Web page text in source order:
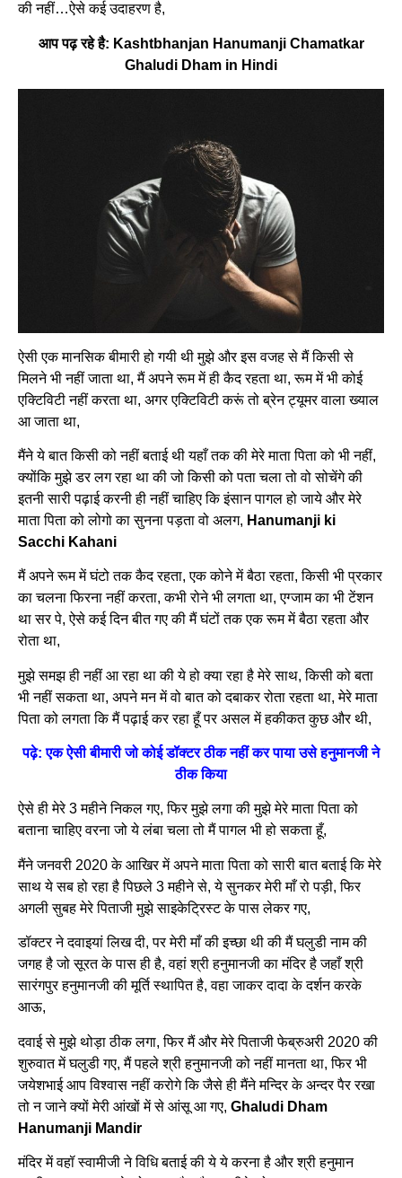
की नहीं…ऐसे कई उदाहरण है,
आप पढ़ रहे है: Kashtbhanjan Hanumanji Chamatkar
Ghaludi Dham in Hindi
ऐसी एक मानसिक बीमारी हो गयी थी मुझे और इस वजह से मैं किसी से
मिलने भी नहीं जाता था, मैं अपने रूम में ही कैद रहता था, रूम में भी कोई
एक्टिविटी नहीं करता था, अगर एक्टिविटी करूं तो ब्रेन ट्यूमर वाला ख्याल
आ जाता था,
मैंने ये बात किसी को नहीं बताई थी यहाँ तक की मेरे माता पिता को भी नहीं,
क्योंकि मुझे डर लग रहा था की जो किसी को पता चला तो वो सोचेंगे की
इतनी सारी पढ़ाई करनी ही नहीं चाहिए कि इंसान पागल हो जाये और मेरे
माता पिता को लोगो का सुनना पड़ता वो अलग, Hanumanji ki
Sacchi Kahani
मैं अपने रूम में घंटो तक कैद रहता, एक कोने में बैठा रहता, किसी भी प्रकार
का चलना फिरना नहीं करता, कभी रोने भी लगता था, एग्जाम का भी टेंशन
था सर पे, ऐसे कई दिन बीत गए की मैं घंटों तक एक रूम में बैठा रहता और
रोता था,
मुझे समझ ही नहीं आ रहा था की ये हो क्या रहा है मेरे साथ, किसी को बता
भी नहीं सकता था, अपने मन में वो बात को दबाकर रोता रहता था, मेरे माता
पिता को लगता कि मैं पढ़ाई कर रहा हूँ पर असल में हकीकत कुछ और थी,
पढ़े: एक ऐसी बीमारी जो कोई डॉक्टर ठीक नहीं कर पाया उसे हनुमानजी ने
ठीक किया
ऐसे ही मेरे 3 महीने निकल गए, फिर मुझे लगा की मुझे मेरे माता पिता को
बताना चाहिए वरना जो ये लंबा चला तो मैं पागल भी हो सकता हूँ,
मैंने जनवरी 2020 के आखिर में अपने माता पिता को सारी बात बताई कि मेरे
साथ ये सब हो रहा है पिछले 3 महीने से, ये सुनकर मेरी माँ रो पड़ी, फिर
अगली सुबह मेरे पिताजी मुझे साइकेट्रिस्ट के पास लेकर गए,
डॉक्टर ने दवाइयां लिख दी, पर मेरी माँ की इच्छा थी की मैं घलुडी नाम की
जगह है जो सूरत के पास ही है, वहां श्री हनुमानजी का मंदिर है जहाँ श्री
सारंगपुर हनुमानजी की मूर्ति स्थापित है, वहा जाकर दादा के दर्शन करके
आऊ,
दवाई से मुझे थोड़ा ठीक लगा, फिर मैं और मेरे पिताजी फेब्रुअरी 2020 की
शुरुवात में घलुडी गए, मैं पहले श्री हनुमानजी को नहीं मानता था, फिर भी
जयेशभाई आप विश्वास नहीं करोगे कि जैसे ही मैंने मन्दिर के अन्दर पैर रखा
तो न जाने क्यों मेरी आंखों में से आंसू आ गए, Ghaludi Dham
Hanumanji Mandir
मंदिर में वहॉ स्वामीजी ने विधि बताई की ये ये करना है और श्री हनुमान